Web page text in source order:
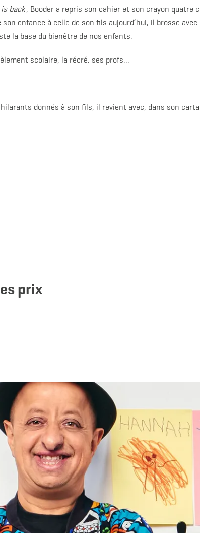
back, Booder a repris son cahier et son crayon quatre
son enfance à celle de son fils aujourd’hui, il brosse
la base du bienêtre de nos enfants.
scolaire, la récré, ses profs…
donnés à son fils, il revient avec, dans son
prix